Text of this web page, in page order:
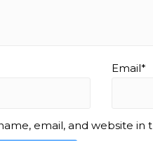
Email*
email, and website